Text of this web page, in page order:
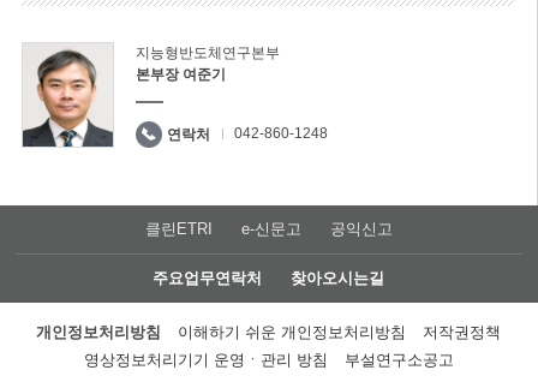
지능형반도체연구본부
본부장 여준기
연락처 042-860-1248
클린ETRI e-신문고 공익신고
주요업무연락처 찾아오시는길
개인정보처리방침 이해하기 쉬운 개인정보처리방침
저작권정책
영상정보처리기기 운영ㆍ관리 방침
부설연구소공고